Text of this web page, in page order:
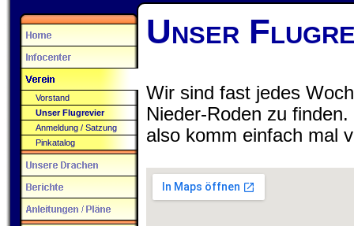
Vorstand
Unser Flugrevier
Anmeldung / Satzung
Pinkatalog
Unser
Wir sind fast jedes
Nieder-Roden zu
also komm einfach mal